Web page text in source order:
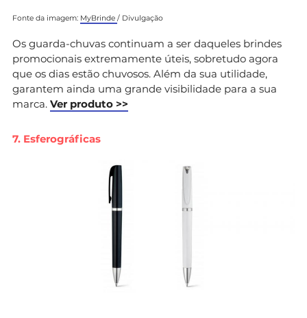
Fonte da imagem: MyBrinde / Divulgação
Os guarda-chuvas continuam a ser daqueles brindes
promocionais extremamente úteis, sobretudo agora
que os dias estão chuvosos. Além da sua utilidade,
garantem ainda uma grande visibilidade para a sua
marca. Ver produto >>
7. Esferográficas